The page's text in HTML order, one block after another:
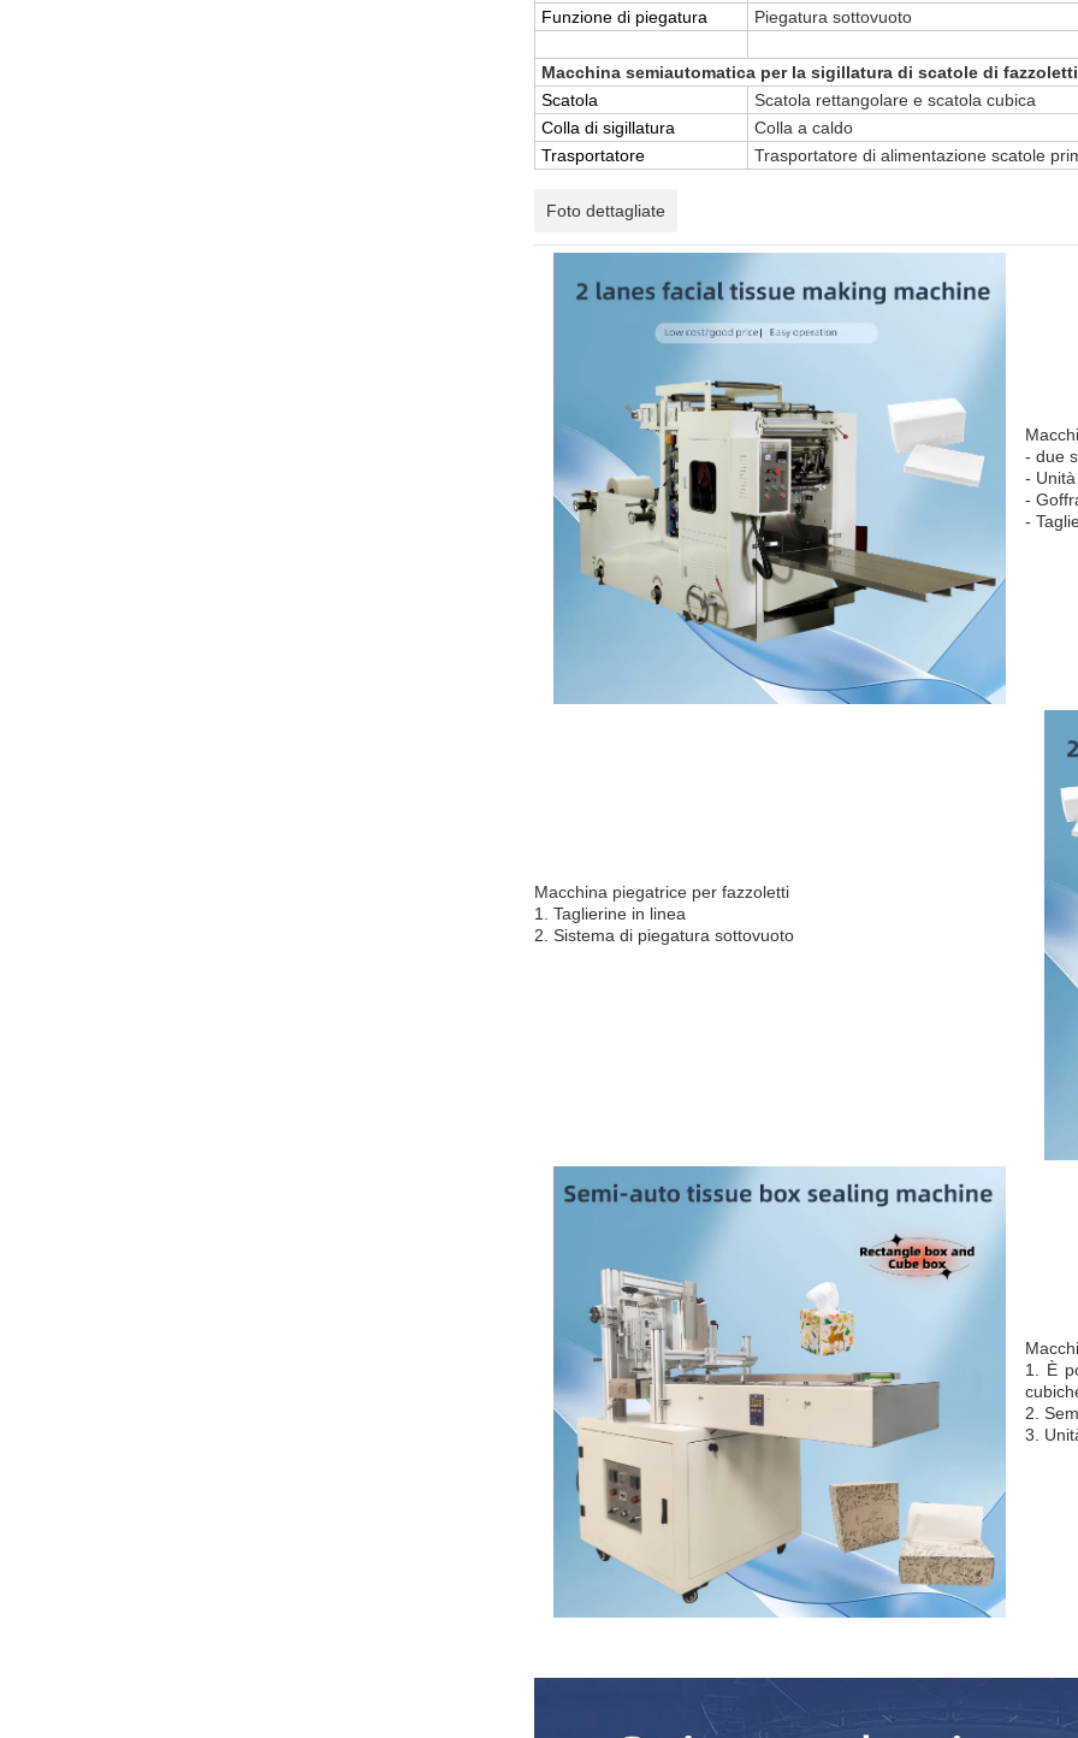
Funzione di piegatura
Piegatura sottovuoto
Macchina semiautomatica per la sigillatura di scatole di fazzoletti
Scatola
Scatola rettangolare e scatola cubica
Colla di sigillatura
Colla a caldo
Trasportatore
Trasportatore di alimentazione scatole
Foto dettagliate
- due
-
-
-
Macchina piegatrice per fazzoletti
1. Taglierine in linea
2. Sistema di piegatura sottovuoto
1. È
2.
3.